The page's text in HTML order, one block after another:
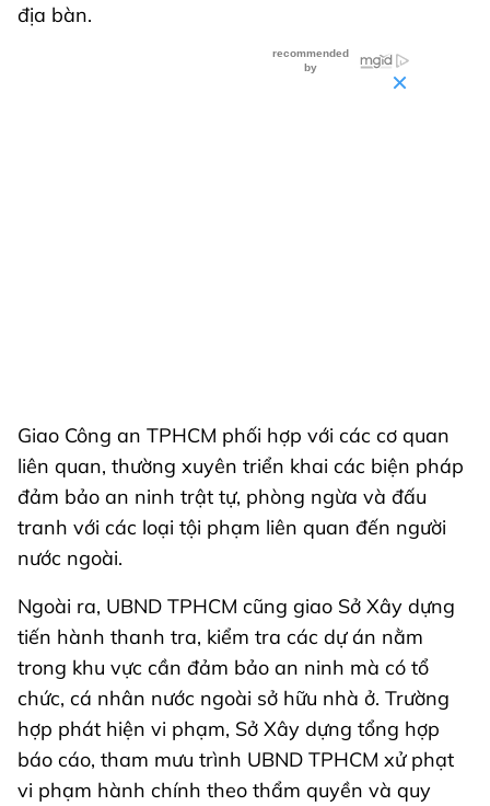
địa bàn.
Giao Công an TPHCM phối hợp với các cơ quan
liên quan, thường xuyên triển khai các biện pháp
đảm bảo an ninh trật tự, phòng ngừa và đấu
tranh với các loại tội phạm liên quan đến người
nước ngoài.
Ngoài ra, UBND TPHCM cũng giao Sở Xây dựng
tiến hành thanh tra, kiểm tra các dự án nằm
trong khu vực cần đảm bảo an ninh mà có tổ
chức, cá nhân nước ngoài sở hữu nhà ở. Trường
hợp phát hiện vi phạm, Sở Xây dựng tổng hợp
báo cáo, tham mưu trình UBND TPHCM xử phạt
vi phạm hành chính theo thẩm quyền và quy